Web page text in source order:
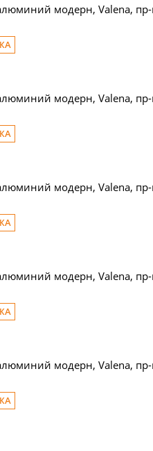
модерн, Valena, пр-
модерн, Valena, пр-
модерн, Valena, пр-
модерн, Valena, пр-
модерн, Valena, пр-